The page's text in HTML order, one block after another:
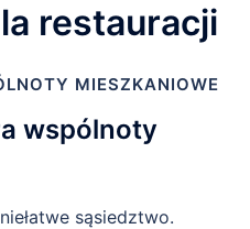
restauracji
MIESZKANIOWE
wspólnoty
sąsiedztwo.